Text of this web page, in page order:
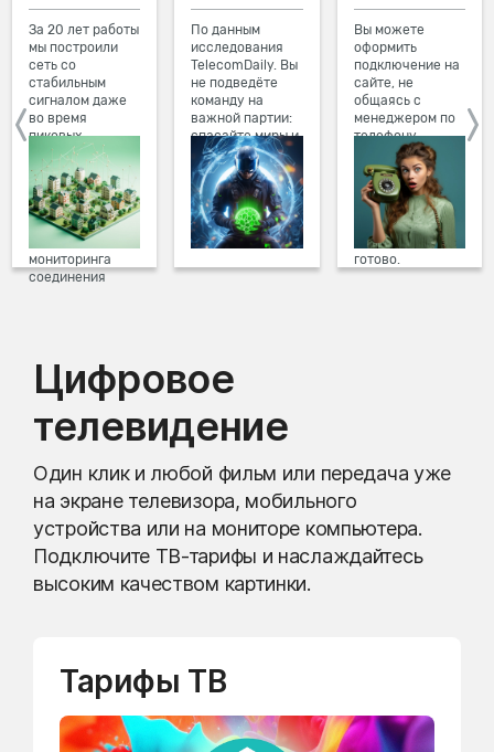
За 20 лет работы
мы построили
сеть со
стабильным
сигналом даже
во время
пиковых
нагрузок в
вечернее время.
Мы постоянно
обновляем наше
оборудование в
домах, а система
мониторинга
соединения
По данным
исследования
TelecomDaily. Вы
не подведёте
команду на
важной партии:
спасайте миры и
побеждайте с
друзьями в
онлайн-играх.
Вы можете
оформить
подключение на
сайте, не
общаясь с
менеджером по
телефону.
Просто в три
клика заполните
форму заявки на
сайте, выберите
дату и время
подключения,
готово.
Цифровое
телевидение
Один клик и любой фильм или передача уже
на экране телевизора, мобильного
устройства или на мониторе компьютера.
Подключите ТВ-тарифы и наслаждайтесь
высоким качеством картинки.
Тарифы ТВ